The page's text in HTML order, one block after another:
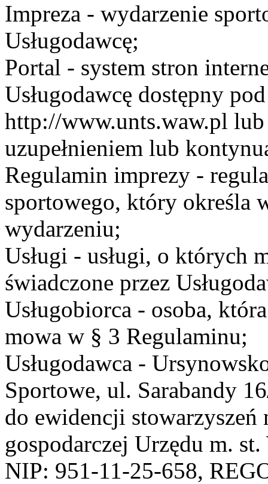
Impreza - wydarzenie
Usługodawcę;
Portal - system stron
Usługodawcę dostępny
http://www.unts.waw.pl lub
uzupełnieniem lub
Regulamin imprezy -
sportowego, który określa
wydarzeniu;
Usługi - usługi, o których
świadczone przez
Usługobiorca - osoba,
mowa w § 3 Regulaminu;
Usługodawca -
Sportowe, ul. Sarabandy
do ewidencji stowarzyszeń
gospodarczej Urzędu m.
NIP: 951-11-25-658,